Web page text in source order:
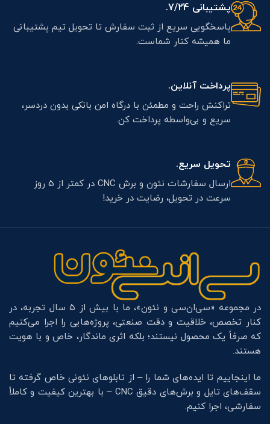
پشتیبانی 7/24.
پاسخگویی سریع از ثبت سفارش تا تحویل تیم پشتیبانی
ما همیشه کنار شماست.
پرداخت آنلاین.
تراکنش راحت و مطمئن با درگاه امن بانکی بدون دردسر،
سریع و بی‌واسطه پرداخت کن.
تحویل سریع.
ارسال سفارشات نئون و برش CNC در کمتر از 5 روز
سرعت در تحویل، رضایت در خرید!
در مجموعه «سی‌ان‌سی و نئون»، ما با بیش از ۵ سال تجربه، در
کنار تخصص، خلاقیت و دقت صنعتی، پروژه‌هایی را اجرا می‌کنیم
که صرفاً یک محصول نیستند؛ بلکه اثری ماندگار، خاص و با هویت
هستند.
ما اینجاییم تا ایده‌های شما را – از تابلوهای نئونی خاص گرفته تا
سقف‌های تایل و برش‌های دقیق CNC – با بهترین کیفیت و کاملاً
سفارشی، اجرا کنیم.